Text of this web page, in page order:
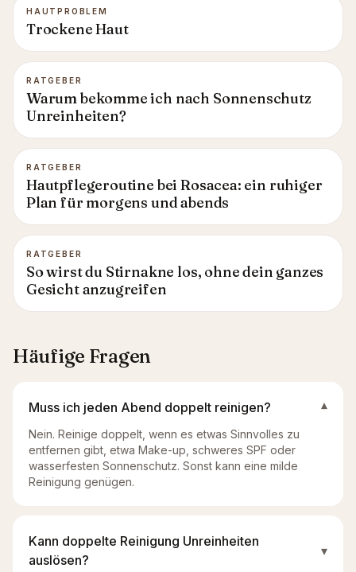
HAUTPROBLEM
Trockene Haut
RATGEBER
Warum bekomme ich nach Sonnenschutz
Unreinheiten?
RATGEBER
Hautpflegeroutine bei Rosacea: ein ruhiger
Plan für morgens und abends
RATGEBER
So wirst du Stirnakne los, ohne dein ganzes
Gesicht anzugreifen
Häufige Fragen
Muss ich jeden Abend doppelt reinigen? ▾
Nein. Reinige doppelt, wenn es etwas Sinnvolles zu
entfernen gibt, etwa Make-up, schweres SPF oder
wasserfesten Sonnenschutz. Sonst kann eine milde
Reinigung genügen.
Kann doppelte Reinigung Unreinheiten
auslösen?
▾